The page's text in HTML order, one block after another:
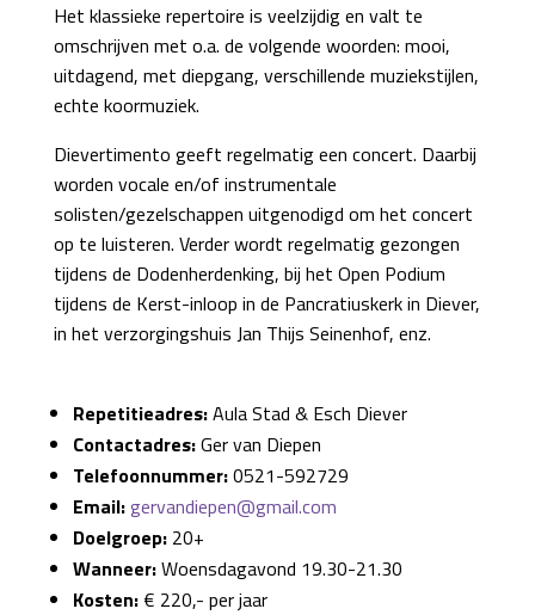
Het klassieke repertoire is veelzijdig en valt te
omschrijven met o.a. de volgende woorden: mooi,
uitdagend, met diepgang, verschillende muziekstijlen,
echte koormuziek.
Dievertimento geeft regelmatig een concert. Daarbij
worden vocale en/of instrumentale
solisten/gezelschappen uitgenodigd om het concert
op te luisteren. Verder wordt regelmatig gezongen
tijdens de Dodenherdenking, bij het Open Podium
tijdens de Kerst-inloop in de Pancratiuskerk in Diever,
in het verzorgingshuis Jan Thijs Seinenhof, enz.
Repetitieadres:Aula Stad & Esch Diever
Contactadres:Ger van Diepen
Telefoonnummer:0521-592729
Email:gervandiepen@gmail.com
Doelgroep:20+
Wanneer:Woensdagavond 19.30-21.30
Kosten:€ 220,- per jaar